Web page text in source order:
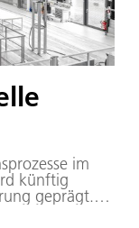
im
künftig
geprägt.